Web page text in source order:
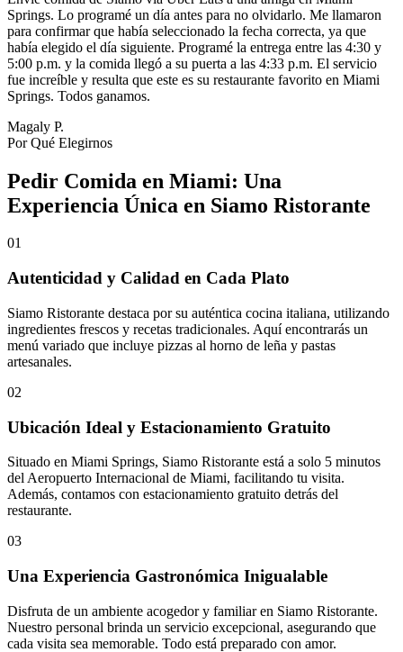
Springs. Lo programé un día antes para no olvidarlo. Me llamaron
para confirmar que había seleccionado la fecha correcta, ya que
había elegido el día siguiente. Programé la entrega entre las 4:30 y
5:00 p.m. y la comida llegó a su puerta a las 4:33 p.m. El servicio
fue increíble y resulta que este es su restaurante favorito en Miami
Springs. Todos ganamos.
Magaly P.
Por Qué Elegirnos
Pedir Comida en Miami: Una
Experiencia Única en Siamo Ristorante
01
Autenticidad y Calidad en Cada Plato
Siamo Ristorante destaca por su auténtica cocina italiana, utilizando
ingredientes frescos y recetas tradicionales. Aquí encontrarás un
menú variado que incluye pizzas al horno de leña y pastas
artesanales.
02
Ubicación Ideal y Estacionamiento Gratuito
Situado en Miami Springs, Siamo Ristorante está a solo 5 minutos
del Aeropuerto Internacional de Miami, facilitando tu visita.
Además, contamos con estacionamiento gratuito detrás del
restaurante.
03
Una Experiencia Gastronómica Inigualable
Disfruta de un ambiente acogedor y familiar en Siamo Ristorante.
Nuestro personal brinda un servicio excepcional, asegurando que
cada visita sea memorable. Todo está preparado con amor.